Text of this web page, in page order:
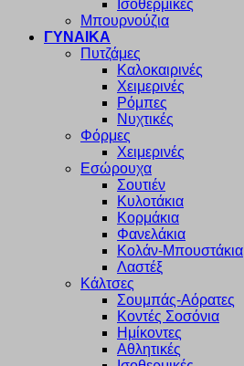
Ισοθερμικές
Μπουρνούζια
ΓΥΝΑΙΚΑ
Πυτζάμες
Καλοκαιρινές
Χειμερινές
Ρόμπες
Νυχτικές
Φόρμες
Χειμερινές
Εσώρουχα
Σουτιέν
Κυλοτάκια
Κορμάκια
Φανελάκια
Κολάν-Μπουστάκια
Λαστέξ
Κάλτσες
Σουμπάς-Αόρατες
Κοντές Σοσόνια
Ημίκοντες
Αθλητικές